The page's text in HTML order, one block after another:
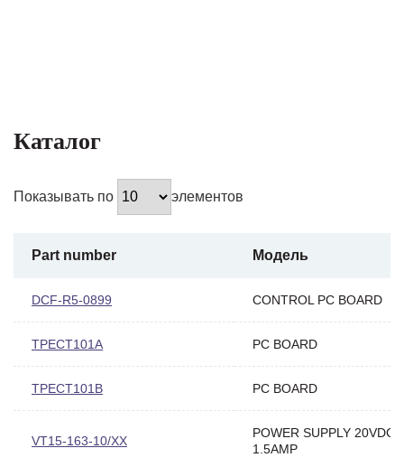
Каталог
Показывать по элементов
Part number Модель
DCF-R5-0899 CONTROL PC BOARD
TPECT101A PC BOARD
TPECT101B PC BOARD
VT15-163-10/XX
POWER SUPPLY 20VDC
1.5AMP